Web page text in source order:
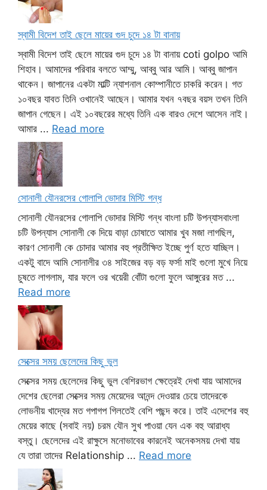
স্বামী বিদেশ তাই ছেলে মায়ের গুদ চুদে ১৪ টা বানায়
স্বামী বিদেশ তাই ছেলে মায়ের গুদ চুদে ১৪ টা বানায় coti golpo আমি
শিহাব। আমাদের পরিবার বলতে আম্মু, আব্বু আর আমি। আব্বু জাপান
থাকেন। জাপানের একটা মাল্টি ন্যাশনাল কোম্পানীতে চাকরি করেন। গত
১০বছর যাবত তিনি ওখানেই আছেন। আমার যখন ৭বছর বয়স তখন তিনি
জাপান গেছেন। এই ১০বছরের মধ্যে তিনি এক বারও দেশে আসেন নাই।
আমার ... Read more
সোনালী যৌনরসের গোলাপি ভোদার মিস্টি গন্ধ
সোনালী যৌনরসের গোলাপি ভোদার মিস্টি গন্ধ বাংলা চটি উপন্যাসবাংলা
চটি উপন্যাস সোনালী কে দিয়ে বাড়া চোষাতে আমার খুব মজা লাগছিল,
কারণ সোনালী কে চোদার আমার বহু প্রতীক্ষিত ইচ্ছে পুর্ণ হতে যাচ্ছিল।
একটু বাদে আমি সোনালীর ৩৪ সাইজের বড় বড় ফর্সা মাই গুলো মুখে নিয়ে
চুষতে লাগলাম, যার ফলে ওর খয়েরী বোঁটা গুলো ফুলে আঙ্গুরের মত ...
Read more
সেক্সের সময় ছেলেদের কিছু ভুল
সেক্সের সময় ছেলেদের কিছু ভুল বেশিরভাগ ক্ষেত্রেই দেখা যায় আমাদের
দেশের ছেলেরা সেক্সের সময় মেয়েদের আনন্দ দেওয়ার চেয়ে তাদেরকে
লোভনীয় খাদ্যের মত গপাগপ গিলতেই বেশি পছন্দ করে। তাই এদেশের বহু
মেয়ের কাছে (সবাই নয়) চরম যৌন সুখ পাওয়া যেন এক বহু আরাধ্য
বস্তু। ছেলেদের এই রাক্ষুসে মনোভাবের কারনেই অনেকসময় দেখা যায়
যে তারা তাদের Relationship ... Read more